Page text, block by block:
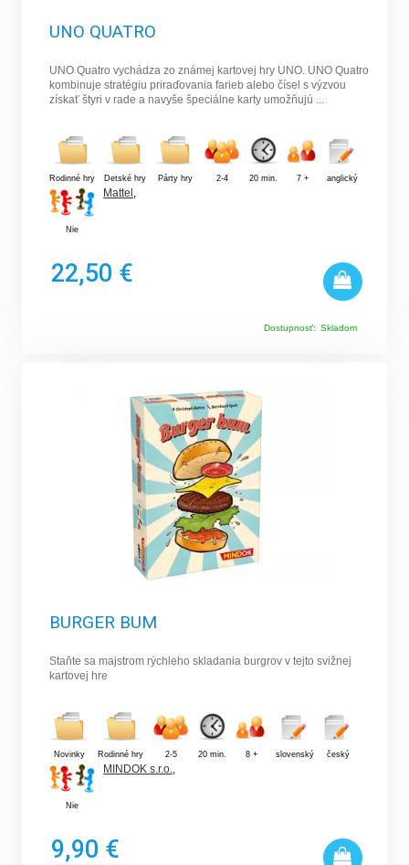
UNO QUATRO
UNO Quatro vychádza zo známej kartovej hry UNO. UNO Quatro
kombinuje stratégiu priraďovania farieb alebo čísel s výzvou
získať štyri v rade a navyše špeciálne karty umožňujú ...
Rodinné hry Detské hry Párty hry 2-4 20 min. 7 + anglický
Nie
Mattel ,
22,50 €
Dostupnosť: Skladom
BURGER BUM
Staňte sa majstrom rýchleho skladania burgrov v tejto svižnej
kartovej hre
Novinky Rodinné hry 2-5 20 min. 8 + slovenský český
Nie
MINDOK s.r.o.
9,90 €